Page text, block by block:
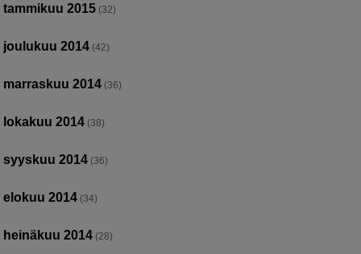
tammikuu 2015 (32)
joulukuu 2014 (42)
marraskuu 2014 (36)
lokakuu 2014 (38)
syyskuu 2014 (36)
elokuu 2014 (34)
heinäkuu 2014 (28)